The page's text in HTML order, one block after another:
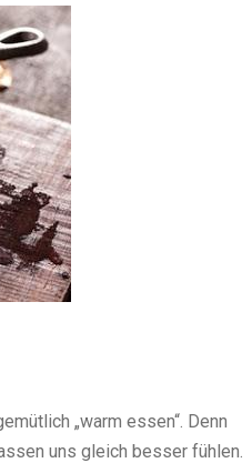
„warm essen“. Denn
uns gleich besser fühlen.